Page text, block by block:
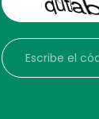
Escribe el